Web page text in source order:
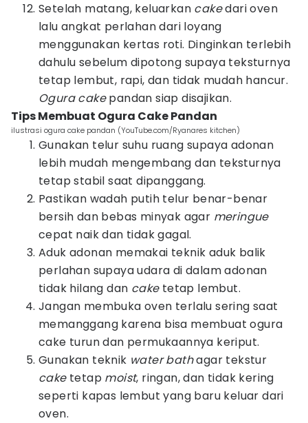
Setelah matang, keluarkan cakedari oven
lalu angkat perlahan dari loyang
menggunakan kertas roti. Dinginkan terlebih
dahulu sebelum dipotong supaya teksturnya
tetap lembut, rapi, dan tidak mudah hancur.
Ogura cakepandan siap disajikan.
Tips Membuat Ogura Cake Pandan
ilustrasi ogura cake pandan (YouTube.com/Ryanares kitchen)
Gunakan telur suhu ruang supaya adonan
lebih mudah mengembang dan teksturnya
tetap stabil saat dipanggang.
Pastikan wadah putih telur benar-benar
bersih dan bebas minyak agar meringue
cepat naik dan tidak gagal.
Aduk adonan memakai teknik aduk balik
perlahan supaya udara di dalam adonan
tidak hilang dan caketetap lembut.
Jangan membuka oven terlalu sering saat
memanggang karena bisa membuat ogura
cake turun dan permukaannya keriput.
Gunakan teknik water bathagar tekstur
caketetap moist, ringan, dan tidak kering
seperti kapas lembut yang baru keluar dari
oven.